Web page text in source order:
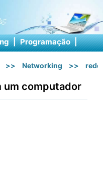
| Programação |
>> Networking >> rede
um computador